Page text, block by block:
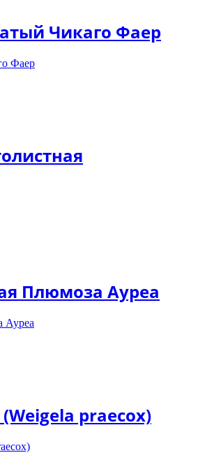
Чикаго Фаер
Плюмоза Ауреа
praecox)